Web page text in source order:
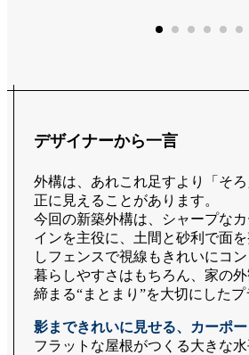
デザイナーから一言
外構は、あれこれ足すより「そ
正に見えることがあります。
今回の新築外構は、シャープな
インを主役に、土間と砂利で面
しフェンスで視線もきれいにコン
暮らしやすさはもちろん、家の
締まる“まとまり”を大切にしたプ
影まできれいに見せる、カーポ
フラットな屋根がつくる大きな